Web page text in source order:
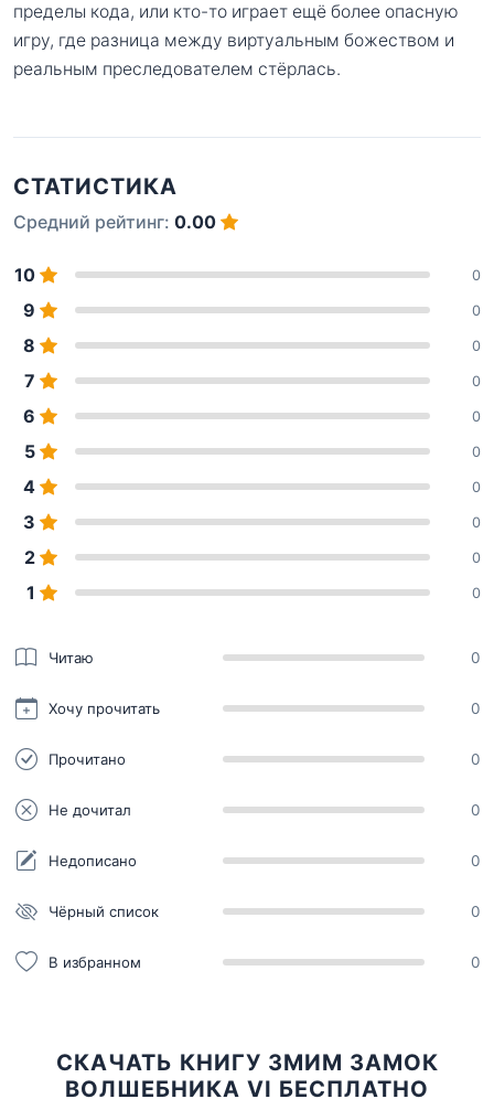
пределы кода, или кто-то играет ещё более опасную
игру, где разница между виртуальным божеством и
реальным преследователем стёрлась.
СТАТИСТИКА
Средний рейтинг: 0.00
10 0
9 0
8 0
7 0
6 0
5 0
4 0
3 0
2 0
1 0
Читаю 0
Хочу прочитать 0
Прочитано 0
Не дочитал 0
Недописано 0
Чёрный список 0
В избранном 0
СКАЧАТЬ КНИГУ ЗМИМ ЗАМОК
ВОЛШЕБНИКА VI БЕСПЛАТНО